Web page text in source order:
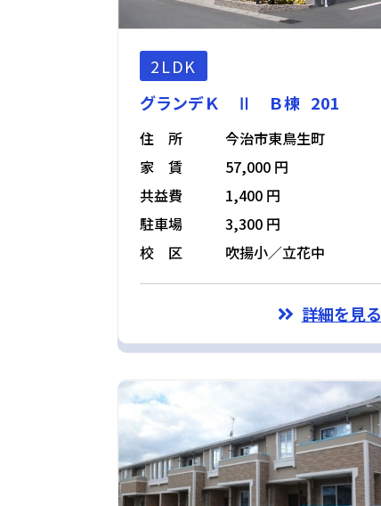
2LDK
グランデＫ Ⅱ Ｂ棟 201
住 所
今治市東鳥生町
家 賃
57,000 円
共益費
1,400 円
駐車場
3,300 円
校 区
吹揚小／立花中
詳細を見る